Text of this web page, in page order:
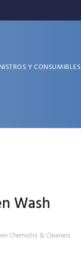
Y CONSUMIBLES
Wash
Chemistry & Cleaners